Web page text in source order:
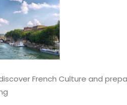
French Culture and